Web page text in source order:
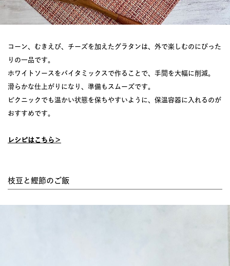
コーン、むきえび、チーズを加えたグラタンは、外で楽しむのにぴった
りの一品です。
ホワイトソースをバイタミックスで作ることで、手間を大幅に削減。
滑らかな仕上がりになり、準備もスムーズです。
ピクニックでも温かい状態を保ちやすいように、保温容器に入れるのが
おすすめです。
レシピはこちら＞
枝豆と鰹節のご飯